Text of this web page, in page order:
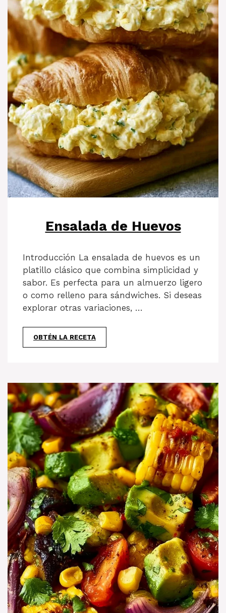
Ensalada de Huevos
Introducción La ensalada de huevos es un
platillo clásico que combina simplicidad y
sabor. Es perfecta para un almuerzo ligero
o como relleno para sándwiches. Si deseas
explorar otras variaciones, …
OBTÉN LA RECETA